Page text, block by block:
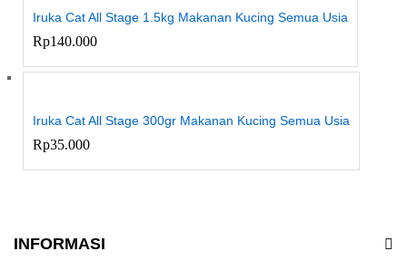
Iruka Cat All Stage 1.5kg Makanan Kucing Semua Usia
Rp140.000
Iruka Cat All Stage 300gr Makanan Kucing Semua Usia
Rp35.000
INFORMASI